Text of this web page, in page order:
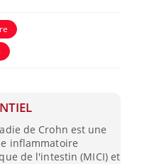
de Crohn est une
inflammatoire
de l'intestin (MICI) et